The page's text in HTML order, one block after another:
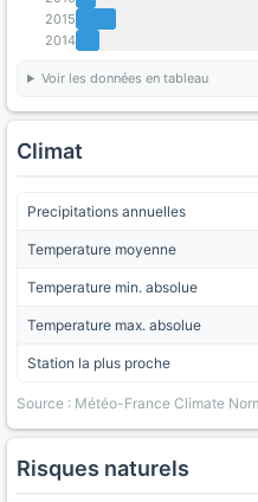
2015
2014
Voir les données en tableau
Climat
Precipitations annuelles
Temperature moyenne
Temperature min. absolue
Temperature max. absolue
Station la plus proche
Source : Météo-France Climate
Risques naturels